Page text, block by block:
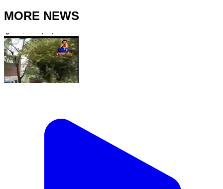
MORE NEWS